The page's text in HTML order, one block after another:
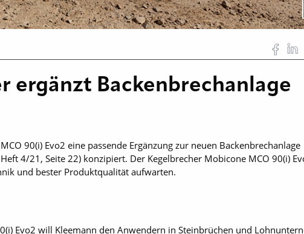
ergänzt Backenbrechanlage
90(i) Evo2 eine passende Ergänzung zur neuen Backenbrechanlage
4/21, Seite 22) konzipiert. Der Kegelbrecher Mobicone MCO 90(i)
und bester Produktqualität aufwarten.
Evo2 will Kleemann den Anwendern in Steinbrüchen und